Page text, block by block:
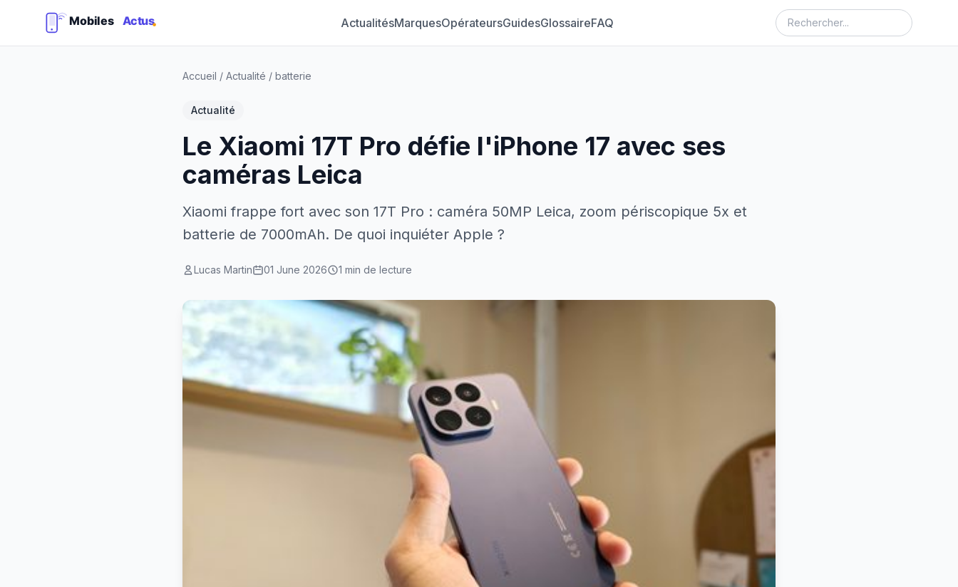
ActualitésMarquesOpérateursGuidesGlossaireFAQ
Accueil / Actualité / batterie
Actualité
Le Xiaomi 17T Pro défie l'iPhone 17 avec ses
caméras Leica
Xiaomi frappe fort avec son 17T Pro : caméra 50MP Leica, zoom périscopique 5x et
batterie de 7000mAh. De quoi inquiéter Apple ?
Lucas Martin 01 June 2026 1 min de lecture